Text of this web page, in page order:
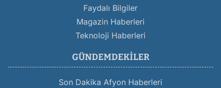
Faydalı Bilgiler
Magazin Haberleri
Teknoloji Haberleri
GÜNDEMDEKILER
Son Dakika Afyon Haberleri